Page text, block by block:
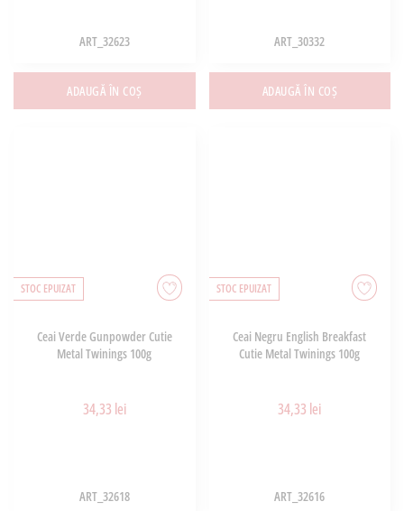
ART_32623
ADAUGĂ ÎN COȘ
ART_30332
ADAUGĂ ÎN COȘ
STOC EPUIZAT
Ceai Verde Gunpowder Cutie
Metal Twinings 100g
34,33 lei
ART_32618
STOC EPUIZAT
Ceai Negru English Breakfast
Cutie Metal Twinings 100g
34,33 lei
ART_32616